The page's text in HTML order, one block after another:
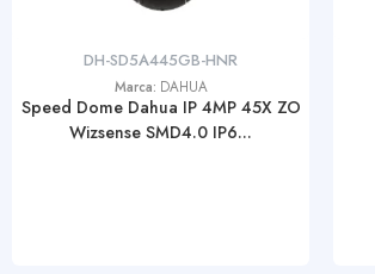
DH-SD5A445GB-HNR
Marca: DAHUA
Speed Dome Dahua IP 4MP 45X ZO
Wizsense SMD4.0 IP6...